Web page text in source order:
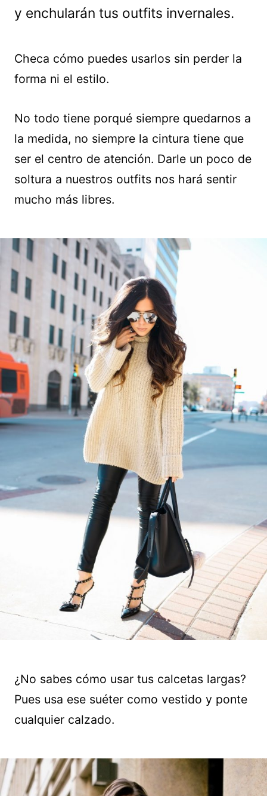
y enchularán tus outfits invernales.
Checa cómo puedes usarlos sin perder la
forma ni el estilo.
No todo tiene porqué siempre quedarnos a
la medida, no siempre la cintura tiene que
ser el centro de atención. Darle un poco de
soltura a nuestros outfits nos hará sentir
mucho más libres.
¿No sabes cómo usar tus calcetas largas?
Pues usa ese suéter como vestido y ponte
cualquier calzado.